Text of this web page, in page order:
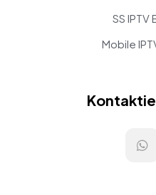
SS IPTV
Mobile